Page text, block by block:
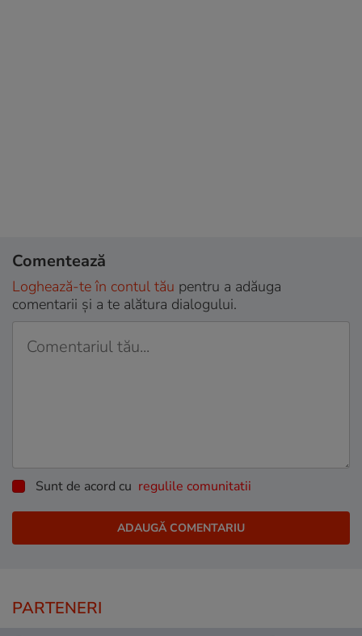
Comentează
Loghează-te în contul tău pentru a adăuga
comentarii și a te alătura dialogului.
Sunt de acord cu regulile comunitatii
PARTENERI